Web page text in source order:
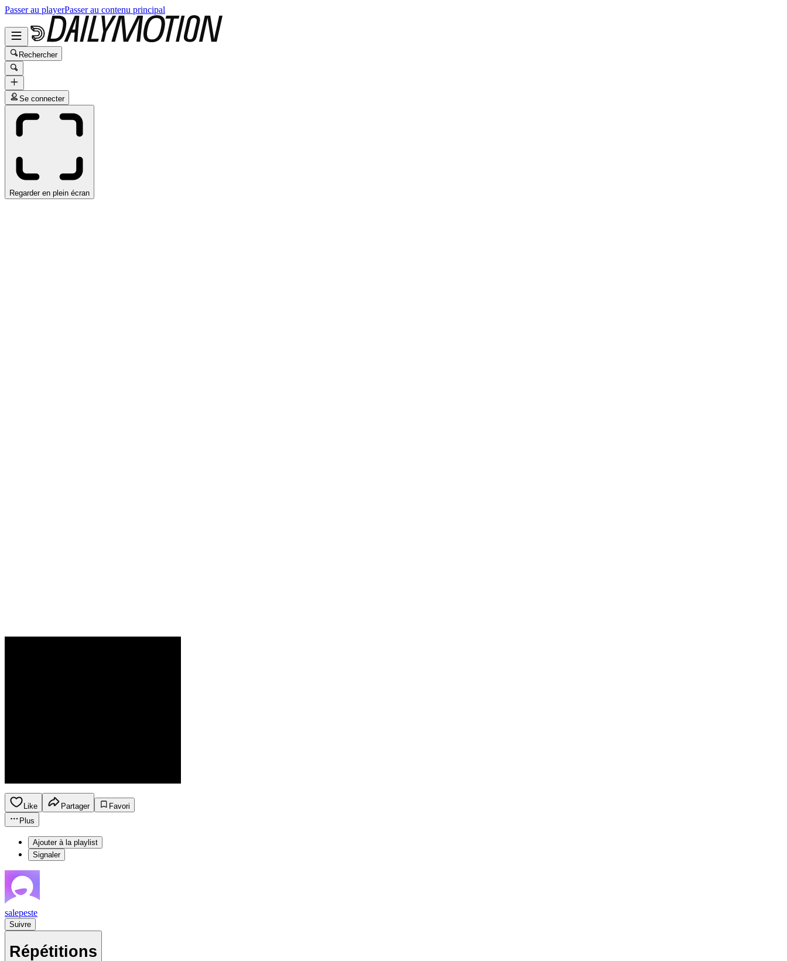
Passer au playerPasser au contenu principal
Rechercher
Se connecter
Regarder en plein écran
Like Partager
Favori
Plus
Ajouter à la playlist
Signaler
salepeste
Suivre
Répétitions